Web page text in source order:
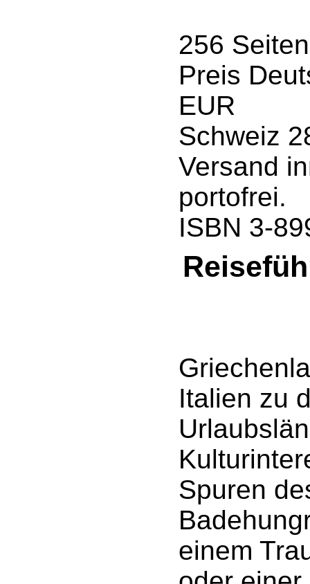
256 Seiten
Preis
EUR
Schweiz
Versand
portofrei.
ISBN 3-
Italien zu
Spuren
einem